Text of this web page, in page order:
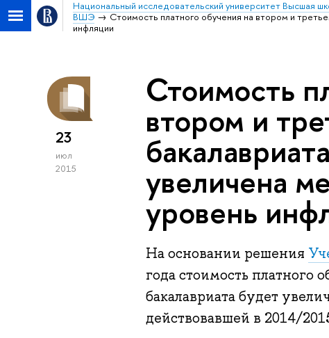
Национальный исследовательский университет Высшая
ВШЭ
Стоимость платного обучения на втором и
инфляции
23
июл
2015
Стоимость
втором и
увеличена
уровень
На основании решения
года стоимость платного
бакалавриата будет
действовавшей в 2014/